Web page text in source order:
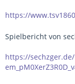
https://
Spielbericht von
https://